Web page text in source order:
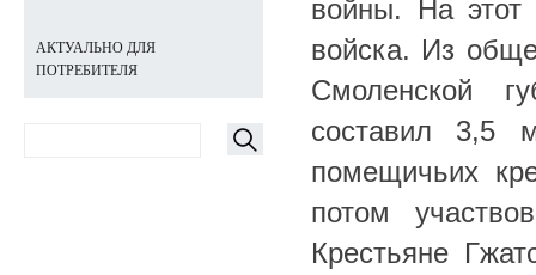
войны. На этот
войска. Из
Смоленской
составил 3,5
помещичьих
потом
Крестьяне
АКТУАЛЬНО ДЛЯ
ПОТРЕБИТЕЛЯ